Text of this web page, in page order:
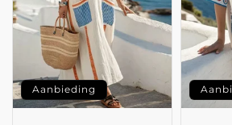
Aanbieding